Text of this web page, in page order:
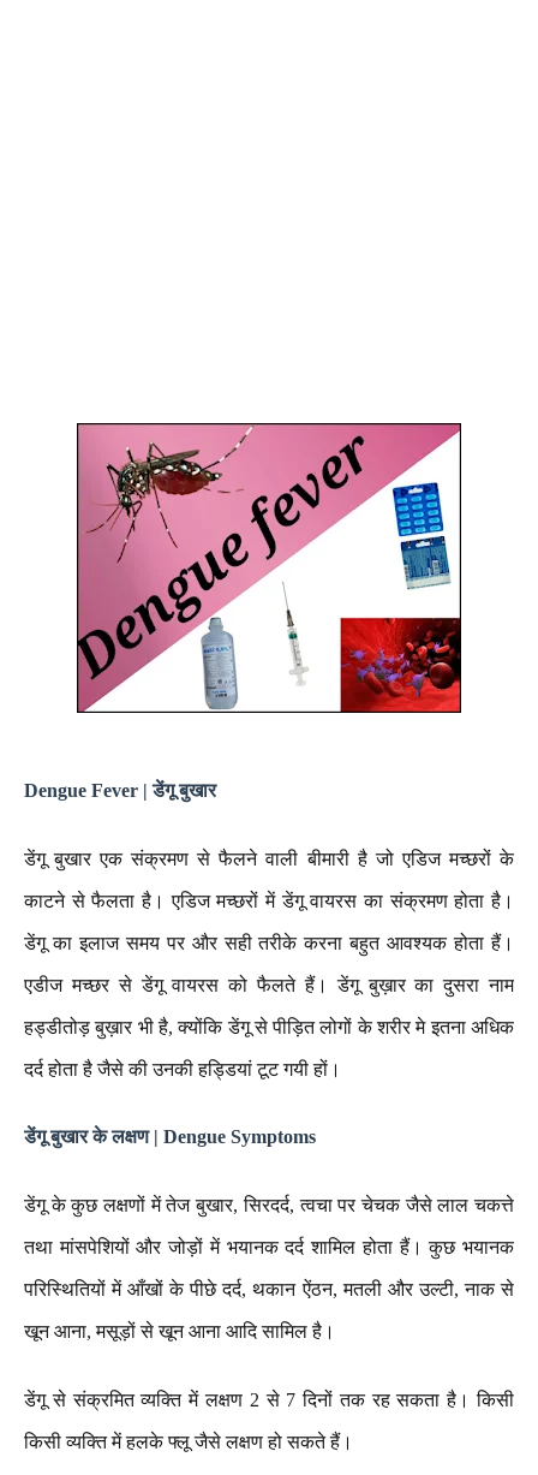
Dengue Fever |डेंगू बुखार
डेंगू बुखार एक संक्रमण से फैलने वाली बीमारी है जो एडिज मच्छरों के
काटने से फैलता है। एडिज मच्छरों में डेंगू वायरस का संक्रमण होता है।
डेंगू का इलाज समय पर और सही तरीके करना बहुत आवश्यक होता हैं।
एडीज मच्छर से डेंगू वायरस को फैलते हैं। डेंगू बुख़ार का दुसरा नाम
हड्डीतोड़ बुख़ार भी है, क्योंकि डेंगू से पीड़ित लोगों के शरीर मे इतना अधिक
दर्द होता है जैसे की उनकी हड्डियां टूट गयी हों।
डेंगू बुखार के लक्षण | Dengue Symptoms
डेंगू के कुछ लक्षणों में तेज बुखार, सिरदर्द, त्वचा पर चेचक जैसे लाल चकत्ते
तथा मांसपेशियों और जोड़ों में भयानक दर्द शामिल होता हैं। कुछ भयानक
परिस्थितियों में आँखों के पीछे दर्द, थकान ऐंठन, मतली और उल्टी, नाक से
खून आना, मसूड़ों से खून आना आदि सामिल है।
डेंगू से संक्रमित व्यक्ति में लक्षण 2 से 7 दिनों तक रह सकता है। किसी
किसी व्यक्ति में हलके फ्लू जैसे लक्षण हो सकते हैं।